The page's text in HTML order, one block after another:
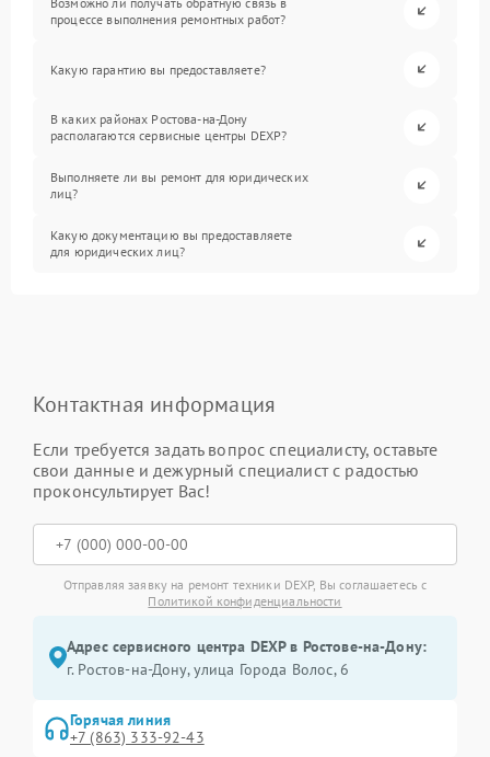
процессе выполнения ремонтных работ?
Какую гарантию вы предоставляете?
В каких районах Ростова-на-Дону
располагаются сервисные центры DEXP?
Выполняете ли вы ремонт для юридических
лиц?
Какую документацию вы предоставляете
для юридических лиц?
Контактная информация
Если требуется задать вопрос специалисту, оставьте
свои данные и дежурный специалист с радостью
проконсультирует Вас!
Отправляя заявку на ремонт техники DEXP, Вы соглашаетесь с
Политикой конфиденциальности
Адрес сервисного центра DEXP в Ростове-на-Дону:
г. Ростов-на-Дону, улица Города Волос, 6
Горячая линия
+7 (863) 333-92-43